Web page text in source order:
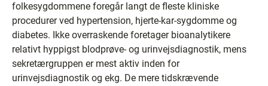
folkesygdommene foregår langt de fleste kliniske
procedurer ved hypertension, hjerte-kar-sygdomme og
diabetes. Ikke overraskende foretager bioanalytikere
relativt hyppigst blodprøve- og urinvejsdiagnostik, mens
sekretærgruppen er mest aktiv inden for
urinvejsdiagnostik og ekg. De mere tidskrævende